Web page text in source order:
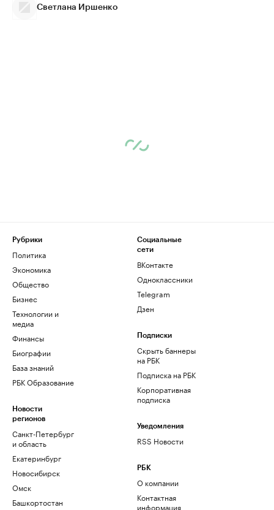
Светлана Иршенко
Рубрики
Политика
Экономика
Общество
Бизнес
Технологии и
медиа
Финансы
Биографии
База знаний
РБК Образование
Новости
регионов
Санкт-Петербург
и область
Екатеринбург
Новосибирск
Омск
Башкортостан
Социальные
сети
ВКонтакте
Одноклассники
Telegram
Дзен
Подписки
Скрыть баннеры
на РБК
Подписка на РБК
Корпоративная
подписка
Уведомления
RSS Новости
РБК
О компании
Контактная
информация